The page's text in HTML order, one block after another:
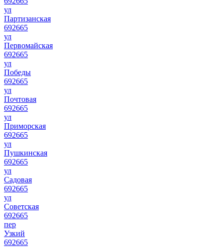
ул
Партизанская
692665
ул
Первомайская
692665
ул
Победы
692665
ул
Почтовая
692665
ул
Приморская
692665
ул
Пушкинская
692665
ул
Садовая
692665
ул
Советская
692665
пер
Узкий
692665